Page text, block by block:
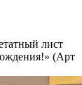
лист
(Арт